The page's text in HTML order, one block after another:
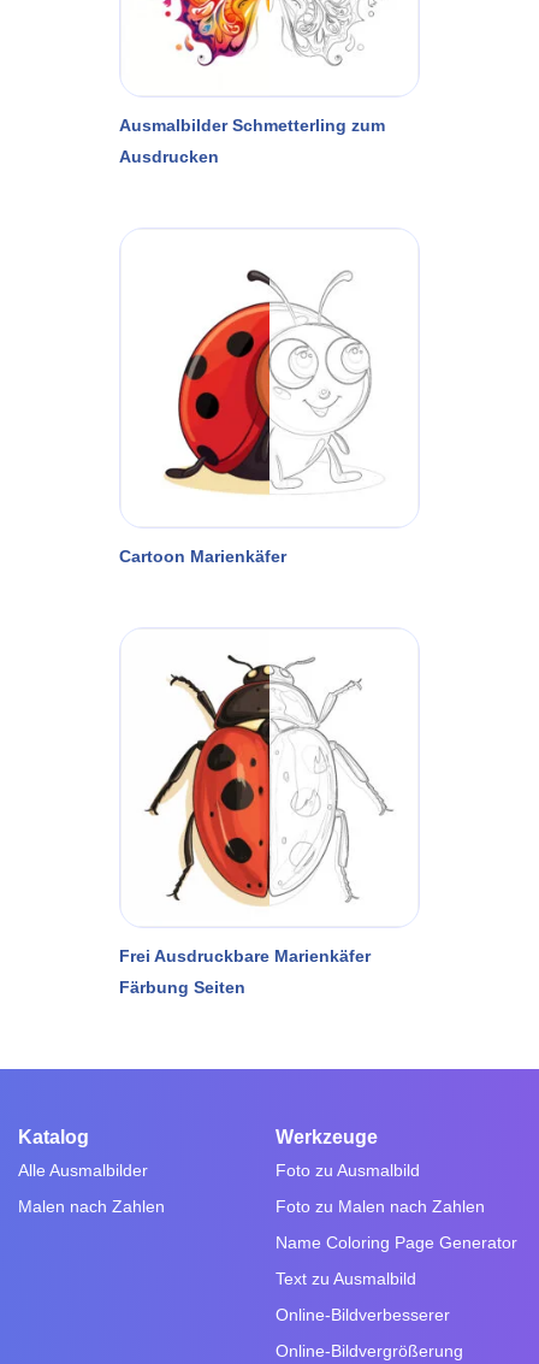
Ausmalbilder Schmetterling zum
Ausdrucken
Cartoon Marienkäfer
Frei Ausdruckbare Marienkäfer
Färbung Seiten
Katalog
Alle Ausmalbilder
Malen nach Zahlen
Werkzeuge
Foto zu Ausmalbild
Foto zu Malen nach Zahlen
Name Coloring Page Generator
Text zu Ausmalbild
Online-Bildverbesserer
Online-Bildvergrößerung